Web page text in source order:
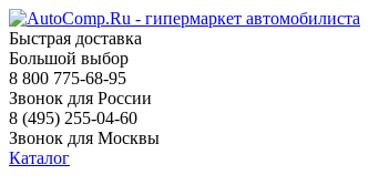
Быстрая доставка
Большой выбор
8 800 775-68-95
Звонок для России
8 (495) 255-04-60
Звонок для Москвы
Каталог